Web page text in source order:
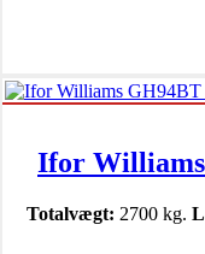
Ifor
Totalvægt: 2700 kg.